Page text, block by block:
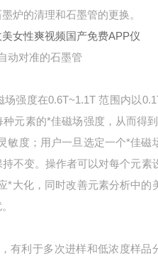
炉的清理和石墨管的更换。
动对准的石墨管
强度在0.6T~1.1T 范围内以
元素的*佳磁场强度，从而得
敏度；用户一旦选定一个*佳磁
不变。操作者可以对每个元素
*大化，同时改善元素分析中的
有利于多次进样和低浓度样品